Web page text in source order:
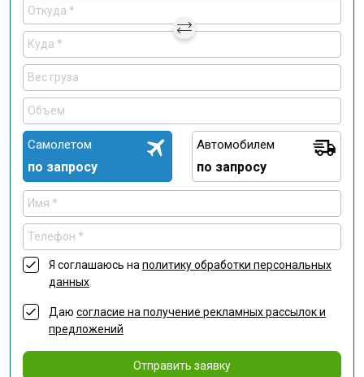
Самолетом
по запросу
Автомобилем
по запросу
Я соглашаюсь наполитику обработки персональных
данных
Даю согласие на получение рекламных рассылок и
предложений
Отправить заявку